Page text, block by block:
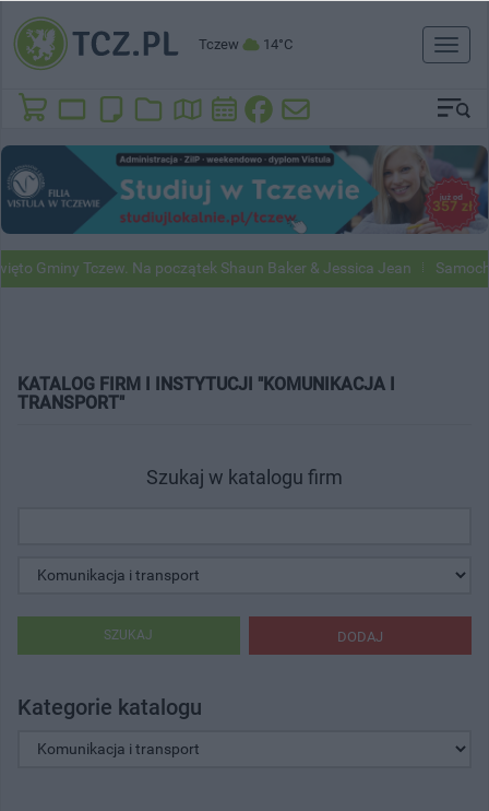
Tczew 14°C
Toggle
Gminy Tczew. Na początek Shaun Baker & Jessica Jean
KATALOG FIRM I INSTYTUCJI "KOMUNIKACJA I
TRANSPORT"
Szukaj w katalogu firm
DODAJ
SZUKAJ
Kategorie katalogu